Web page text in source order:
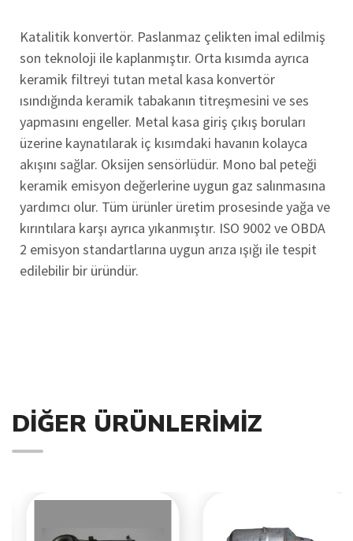
Katalitik konvertör. Paslanmaz çelikten imal edilmiş
son teknoloji ile kaplanmıştır. Orta kısımda ayrıca
keramik filtreyi tutan metal kasa konvertör
ısındığında keramik tabakanın titreşmesini ve ses
yapmasını engeller. Metal kasa giriş çıkış boruları
üzerine kaynatılarak iç kısımdaki havanın kolayca
akışını sağlar. Oksijen sensörlüdür. Mono bal peteği
keramik emisyon değerlerine uygun gaz salınmasına
yardımcı olur. Tüm ürünler üretim prosesinde yağa ve
kırıntılara karşı ayrıca yıkanmıştır. ISO 9002 ve OBDA
2 emisyon standartlarına uygun arıza ışığı ile tespit
edilebilir bir üründür.
DIĞER ÜRÜNLERIMIZ